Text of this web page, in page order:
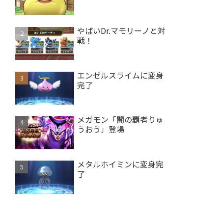
やばいDr.マモリーノと対
戦！
エンゼルスライムに変身
完了
メガモン「闇の覇者りゅ
うおう」登場
メタルホイミンに変身完
了